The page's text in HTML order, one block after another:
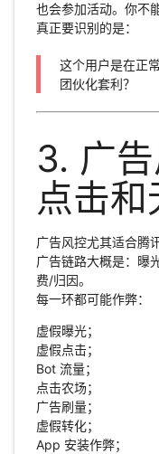
也会参加活动。你不
真正要识别的是：
这个用户是在正
团伙化套利？
3. 广
点击
广告风控尤其适合腾
广告链路大概是：
费/归因。
每一环都可能作弊：
虚假曝光；
虚假点击；
Bot 流量；
点击农场；
广告刷量；
虚假转化；
App 安装作弊；